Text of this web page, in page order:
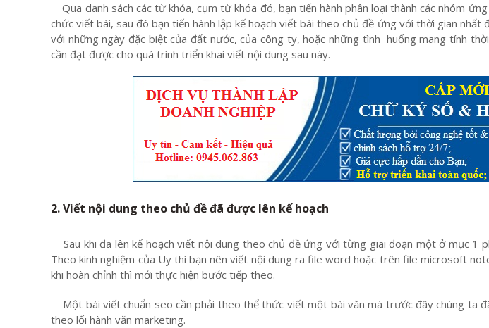
Qua danh sách các từ khóa, cụm từ khóa đó, bạn tiến hành phân loại thành các nhóm
chức viết bài, sau đó bạn tiến hành lập kế hoạch viết bài theo chủ đề ứng với thời gian
với những ngày đặc biệt của đất nước, của công ty, hoặc những tình huống mang tính
cần đạt được cho quá trình triển khai viết nội dung sau này.
2. Viết nội dung theo chủ đề đã được lên kế hoạch
Sau khi đã lên kế hoạch viết nội dung theo chủ đề ứng với từng giai đoạn một ở mục 1
Theo kinh nghiệm của Uy thì bạn nên viết nội dung ra file word hoặc trên file microsoft
khi hoàn chỉnh thì mới thực hiện bước tiếp theo.
Một bài viết chuẩn seo cần phải theo thể thức viết một bài văn mà trước đây chúng ta
theo lối hành văn marketing.